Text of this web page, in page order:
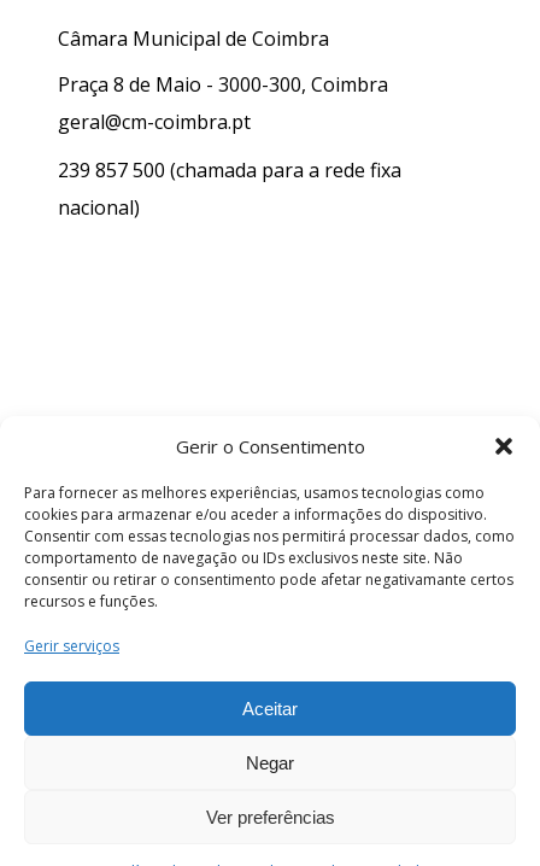
Gerir o Consentimento
Para fornecer as melhores experiências, usamos tecnologias como
cookies para armazenar e/ou aceder a informações do dispositivo.
Consentir com essas tecnologias nos permitirá processar dados, como
comportamento de navegação ou IDs exclusivos neste site. Não
consentir ou retirar o consentimento pode afetar negativamante certos
recursos e funções.
Gerir serviços
Aceitar
Negar
Ver preferências
Câmara Municipal de Coimbra
Praça 8 de Maio - 3000-300, Coimbra
geral@cm-coimbra.pt
239 857 500 (chamada para a rede fixa
nacional)
Termos e Condições
os direitos reservados.